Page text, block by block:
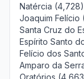
Natércia (4,728)
Joaquim Felício
Santa Cruz do
Espírito Santo
Felício dos
Amparo da
Oratórios